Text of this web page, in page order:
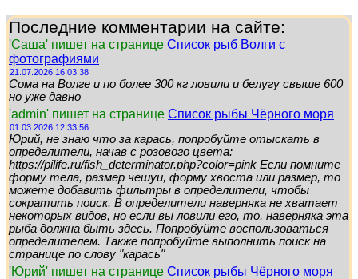
Последние комментарии на сайте:
'Саша' пишет на странице Список рыб Волги с
фотографиями
21.07.2026 16:03:38
Сома на Волге и по более 300 кг ловили и белугу свыше 600
но уже давно
'admin' пишет на странице Список рыбы Чёрного моря
01.03.2026 12:33:56
Юрий, не знаю что за карась, попробуйте отыскать в
определители, начав с розового цвета:
https://pilife.ru/fish_determinator.php?color=pink Если помните
форму тела, размер чешуи, форму хвоста или размер, то
можете добавить фильтры в определители, чтобы
сократить поиск. В определители наверняка не хватает
некоторых видов, но если вы ловили его, то, наверняка эта
рыба должна быть здесь. Попробуйте воспользоваться
определителем. Также попробуйте выполнить поиск на
странице по слову "карась"
'Юрий' пишет на странице Список рыбы Чёрного моря